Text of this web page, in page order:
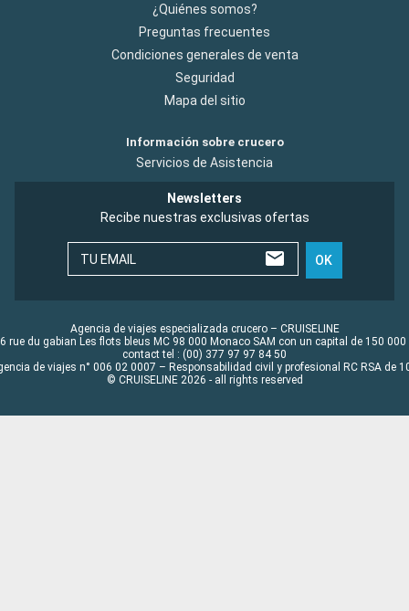
¿Quiénes somos?
Preguntas frecuentes
Condiciones generales de venta
Seguridad
Mapa del sitio
Información sobre crucero
Servicios de Asistencia
Newsletters
Recibe nuestras exclusivas ofertas
TU EMAIL OK
Agencia de viajes especializada crucero – CRUISELINE
rue du gabian Les flots bleus MC 98 000 Monaco SAM con un capital de 150 000
contact tel : (00) 377 97 97 84 50
de viajes n° 006 02 0007 – Responsabilidad civil y profesional RC RSA de
© CRUISELINE 2026 - all rights reserved